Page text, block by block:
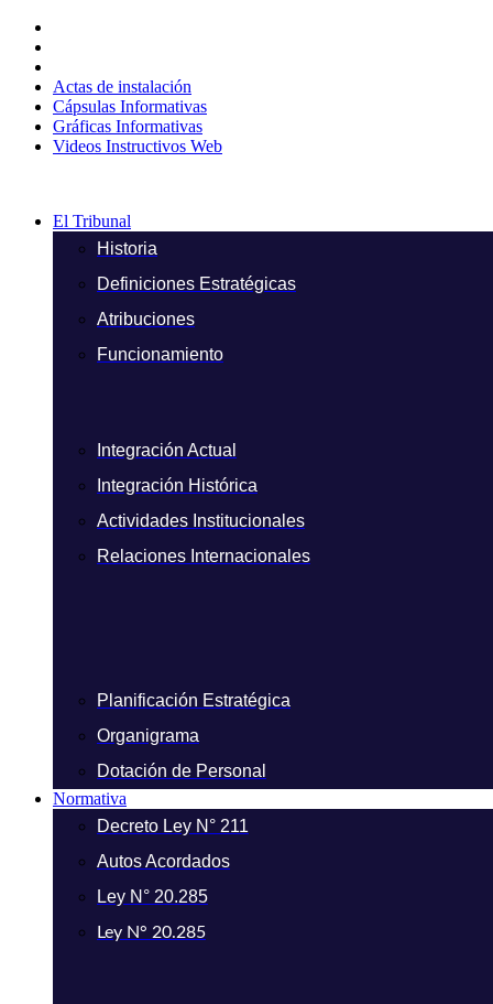
contenido
Actas de instalación
Cápsulas Informativas
Gráficas Informativas
Videos Instructivos Web
El Tribunal
Historia
Definiciones Estratégicas
Atribuciones
Funcionamiento
Integración Actual
Integración Histórica
Actividades Institucionales
Relaciones Internacionales
Planificación Estratégica
Organigrama
Dotación de Personal
Normativa
Decreto Ley N° 211
Autos Acordados
Ley N° 20.285
Ley N° 20.285